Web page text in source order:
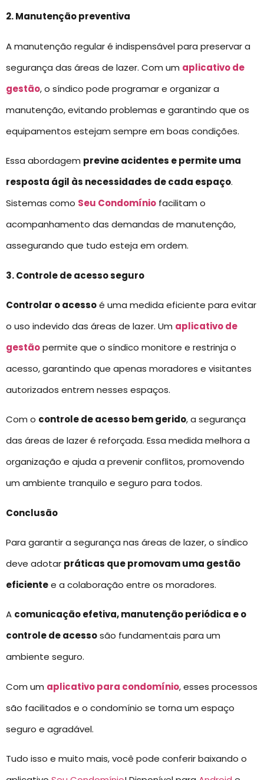
2. Manutenção preventiva
A manutenção regular é indispensável para preservar a
segurança das áreas de lazer. Com um aplicativo de
gestão, o síndico pode programar e organizar a
manutenção, evitando problemas e garantindo que os
equipamentos estejam sempre em boas condições.
Essa abordagem previne acidentes e permite uma
resposta ágil às necessidades de cada espaço.
Sistemas como Seu Condomínio facilitam o
acompanhamento das demandas de manutenção,
assegurando que tudo esteja em ordem.
3. Controle de acesso seguro
Controlar o acessoé uma medida eficiente para evitar
o uso indevido das áreas de lazer. Um aplicativo de
gestãopermite que o síndico monitore e restrinja o
acesso, garantindo que apenas moradores e visitantes
autorizados entrem nesses espaços.
Com o controle de acesso bem gerido, a segurança
das áreas de lazer é reforçada. Essa medida melhora a
organização e ajuda a prevenir conflitos, promovendo
um ambiente tranquilo e seguro para todos.
Conclusão
Para garantir a segurança nas áreas de lazer, o síndico
deve adotar práticas que promovam uma gestão
eficientee a colaboração entre os moradores.
A comunicação efetiva, manutenção periódica e o
controle de acessosão fundamentais para um
ambiente seguro.
Com um aplicativo para condomínio, esses processos
são facilitados e o condomínio se torna um espaço
seguro e agradável.
Tudo isso e muito mais, você pode conferir baixando o